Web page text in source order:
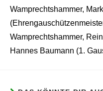
Wamprechtshammer,
Wamprechtshammer,
Hannes Baumann (1.